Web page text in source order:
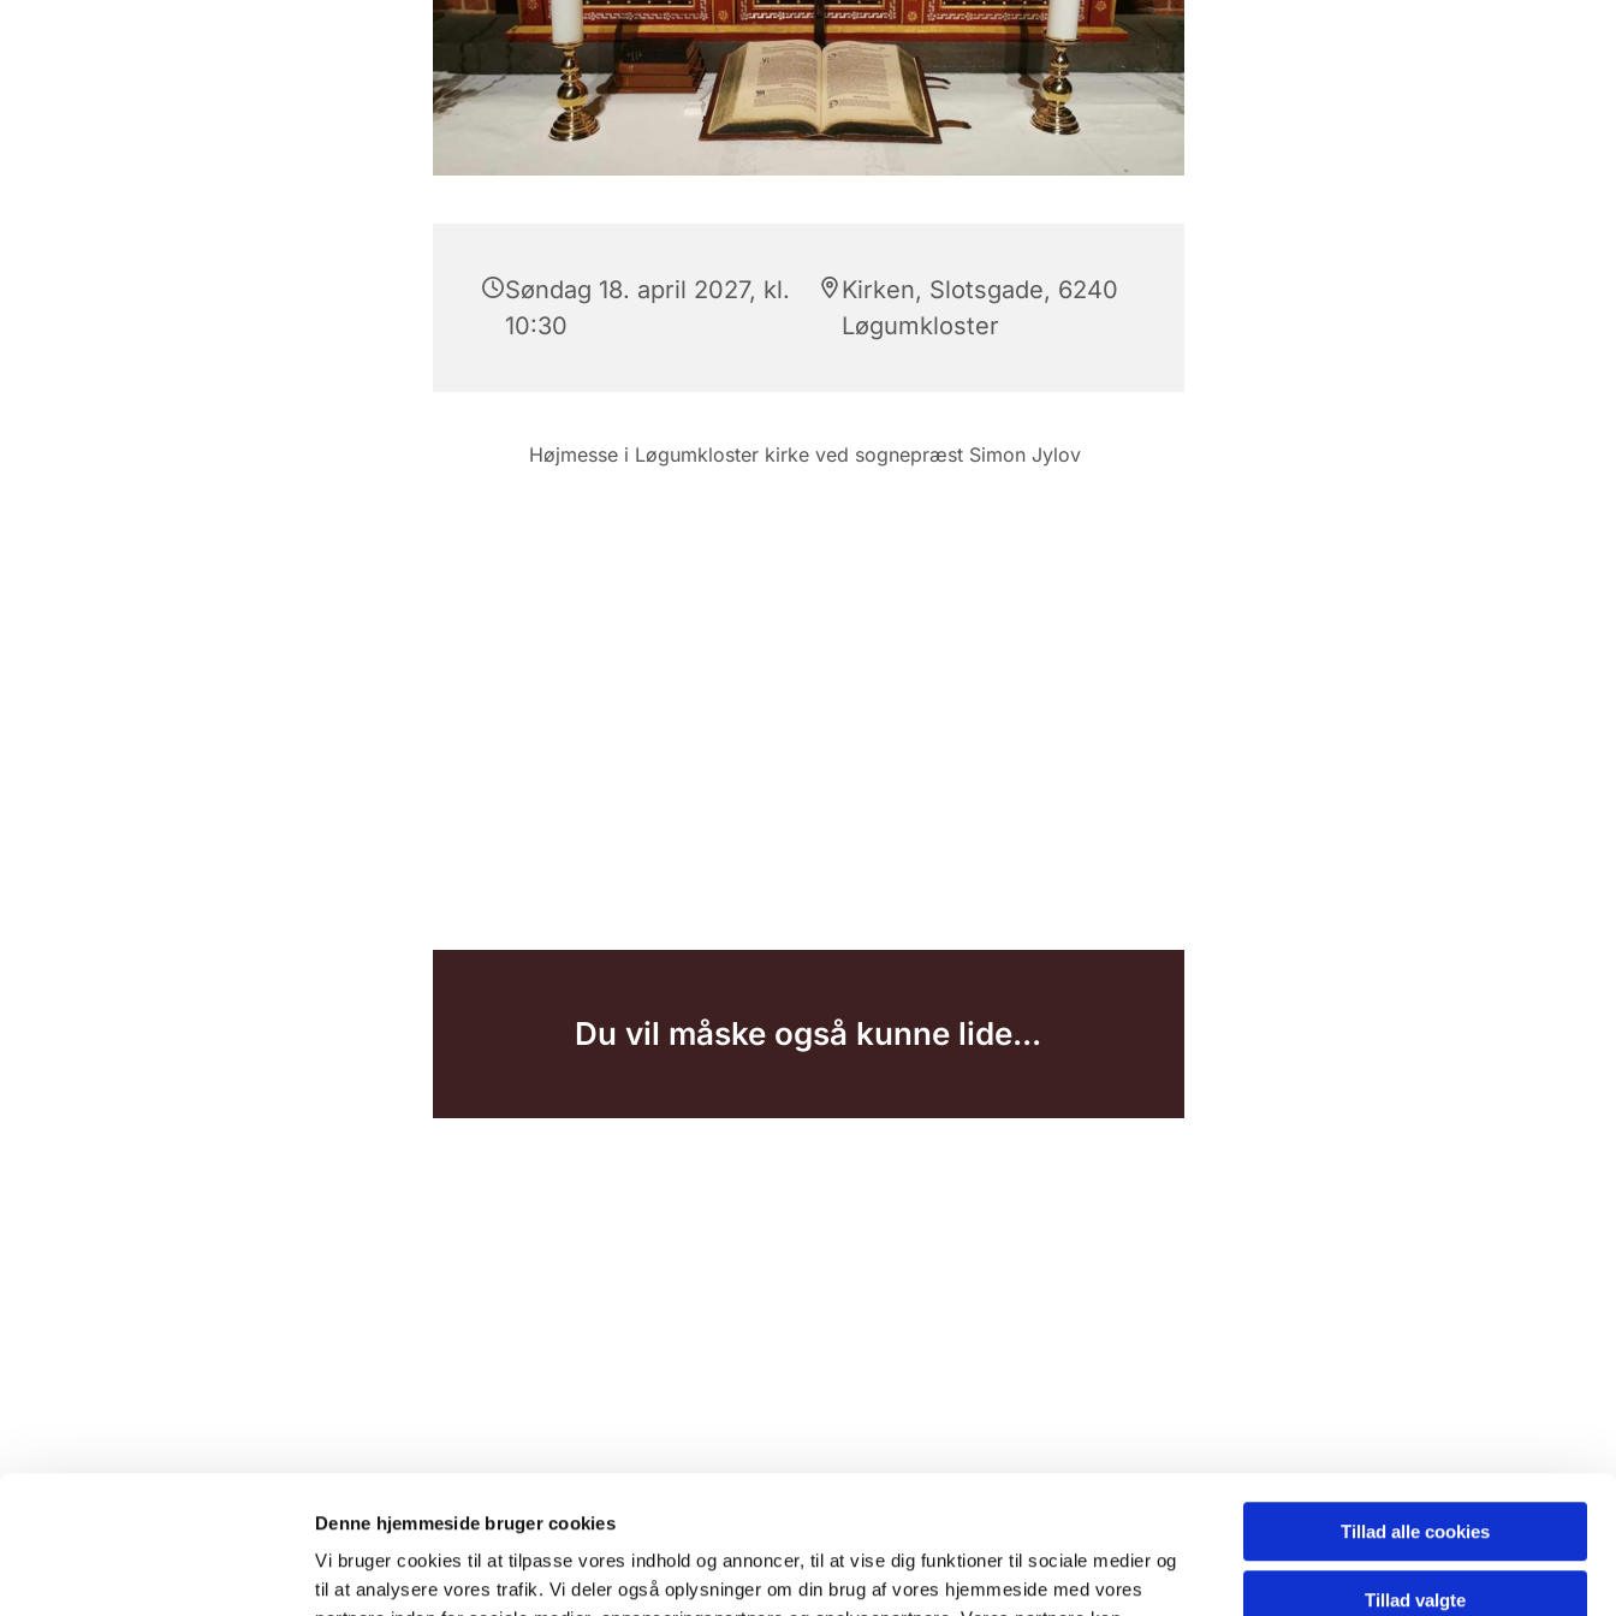
Denne hjemmeside bruger cookies
Vi bruger cookies til at tilpasse vores indhold og annoncer, til at vise dig funktioner til sociale medier og
til at analysere vores trafik. Vi deler også oplysninger om din brug af vores hjemmeside med vores
Tillad alle cookies
Tillad valgte
Søndag 18. april 2027, kl.
10:30
Kirken, Slotsgade, 6240
Løgumkloster
Højmesse i Løgumkloster kirke ved sognepræst Simon Jylov
Du vil måske også kunne lide...